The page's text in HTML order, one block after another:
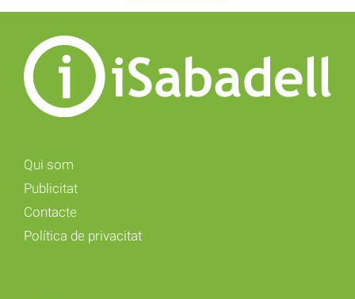
Qui som
Publicitat
Contacte
Política de privacitat